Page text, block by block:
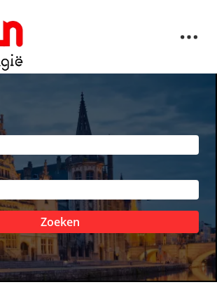
Zoeken